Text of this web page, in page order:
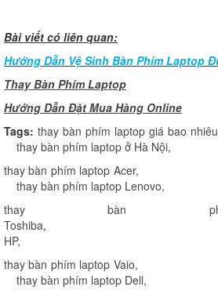
Bài viết có liên quan:
Hướng Dẫn Vệ Sinh Bàn Phím Laptop
Thay Bàn Phím Laptop
Hướng Dẫn Đặt Mua Hàng Online
Tags: thay bàn phím laptop giá bao nhiêu
thay bàn phím laptop ở Hà Nội,
thay bàn phím laptop Acer,
thay bàn phím laptop Lenovo,
thay bàn
Toshiba,
HP,
thay bàn phím laptop Vaio,
thay bàn phím laptop Dell,